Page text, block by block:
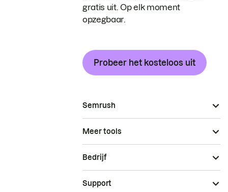
gratis uit. Op elk moment
opzegbaar.
Probeer het kosteloos uit
Semrush
Meer tools
Bedrijf
Support